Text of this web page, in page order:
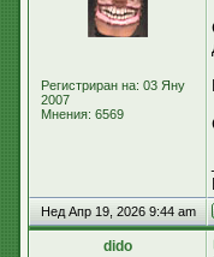
Регистриран на: 03 Яну
2007
Мнения: 6569
Нед Апр 19, 2026 9:44 am
dido